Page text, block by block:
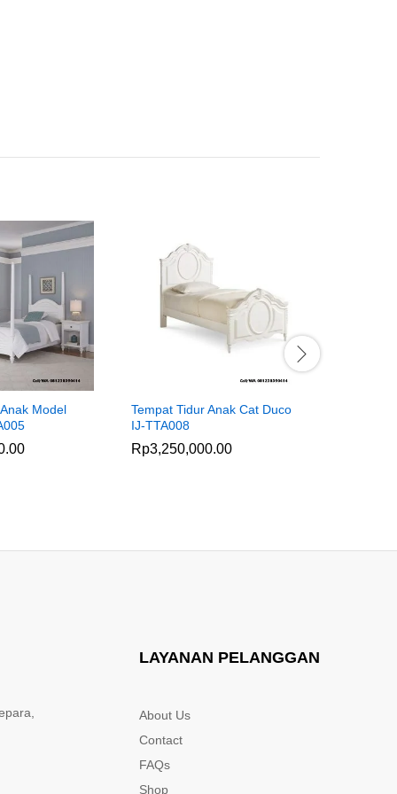
Model
Tempat Tidur Anak Cat Duco
IJ-TTA008
Rp3,250,000.00
LAYANAN PELANGGAN
About Us
Contact
FAQs
Shop